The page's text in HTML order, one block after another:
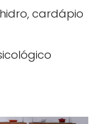
cardápio